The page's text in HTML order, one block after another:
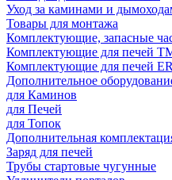
Уход за каминами и
Товары для монтажа
Комплектующие, запасные
Комплектующие для печей
Комплектующие для печей
Дополнительное
для Каминов
для Печей
для Топок
Дополнительная
Заряд для печей
Трубы стартовые чугунные